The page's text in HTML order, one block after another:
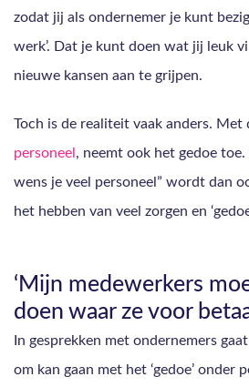
zodat jij als ondernemer je kunt
werk’. Dat je kunt doen wat jij leuk
nieuwe kansen aan te grijpen.
Toch is de realiteit vaak anders. Met
personeel , neemt ook het gedoe
wens je veel personeel” wordt dan
het hebben van veel zorgen en
‘Mijn medewerkers
doen waar ze voor
In gesprekken met ondernemers
om kan gaan met het ‘gedoe’ onder